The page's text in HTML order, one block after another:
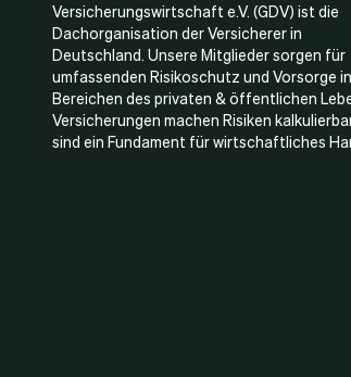
Versicherungswirtschaft e.V. (GDV) ist die
Dachorganisation der Versicherer in
Deutschland. Unsere Mitglieder sorgen für
umfassenden Risikoschutz und Vorsorge
Bereichen des privaten & öffentlichen
Versicherungen machen Risiken
sind ein Fundament für wirtschaftliches